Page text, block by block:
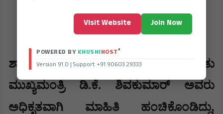
​ಶಾಸಕರ ಈ ಸರಣಿ ಭೇಟಿಯ ಕುರಿತು
ಮುಖ್ಯಮಂತ್ರಿ ಡಿ.ಕೆ. ಶಿವಕುಮಾರ್ ಅವರು
ಅಧಿಕೃತವಾಗಿ ಮಾಹಿತಿ ಹಂಚಿಕೊಂಡಿದ್ದು,
Visit Website Join Now
POWERED BY KHUSHIHOST®
Version 91.0 | Support +91 90603 29333